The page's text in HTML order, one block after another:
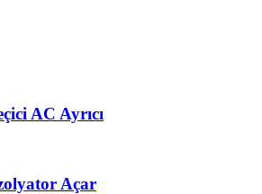
AC Ayrıcı
Açar